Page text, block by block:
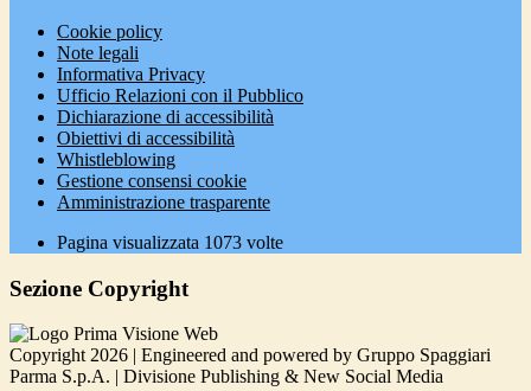
Cookie policy
Note legali
Informativa Privacy
Ufficio Relazioni con il Pubblico
Dichiarazione di accessibilità
Obiettivi di accessibilità
Whistleblowing
Gestione consensi cookie
Amministrazione trasparente
Pagina visualizzata 1073 volte
Sezione Copyright
Copyright 2026 | Engineered and powered by Gruppo Spaggiari
Parma S.p.A. | Divisione Publishing & New Social Media